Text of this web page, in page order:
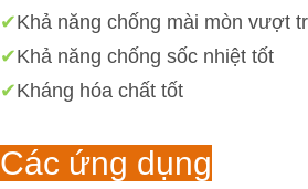
✔Khả năng chống mài mòn vượt
✔Khả năng chống sốc nhiệt tốt
✔Kháng hóa chất tốt
Các ứng dụng